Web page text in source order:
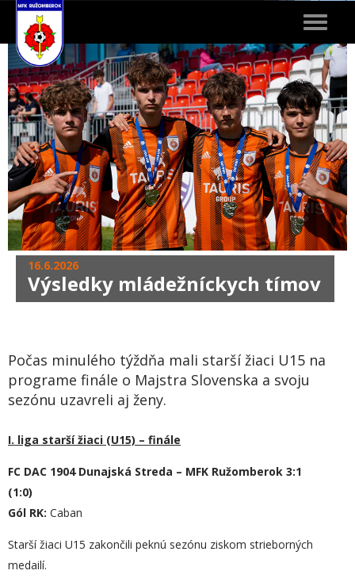
Toggle
16.6.2026
Výsledky mládežníckych tímov
Počas minulého týždňa mali starší žiaci U15 na
programe finále o Majstra Slovenska a svoju
sezónu uzavreli aj ženy.
I. liga starší žiaci (U15) – finále
FC DAC 1904 Dunajská Streda – MFK Ružomberok 3:1
(1:0)
Gól RK: Caban
Starší žiaci U15 zakončili peknú sezónu ziskom strieborných
medailí.